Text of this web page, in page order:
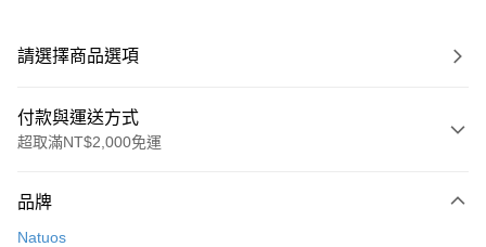
請選擇商品選項
付款與運送方式
超取滿NT$2,000免運
信用卡一次付款
品牌
Natuos